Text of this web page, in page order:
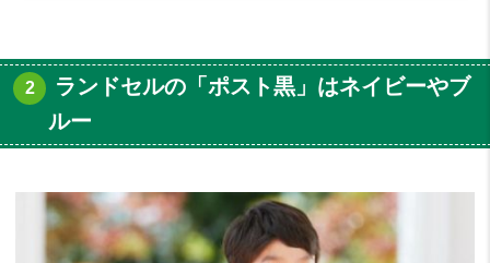
ランドセルの「ポスト黒」はネイビーやブ
ルー